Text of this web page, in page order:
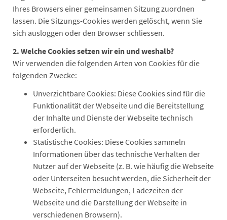
Ihres Browsers einer gemeinsamen Sitzung zuordnen
lassen. Die Sitzungs-Cookies werden gelöscht, wenn Sie
sich ausloggen oder den Browser schliessen.
2. Welche Cookies setzen wir ein und weshalb?
Wir verwenden die folgenden Arten von Cookies für die
folgenden Zwecke:
Unverzichtbare Cookies: Diese Cookies sind für die
Funktionalität der Webseite und die Bereitstellung
der Inhalte und Dienste der Webseite technisch
erforderlich.
Statistische Cookies: Diese Cookies sammeln
Informationen über das technische Verhalten der
Nutzer auf der Webseite (z. B. wie häufig die Webseite
oder Unterseiten besucht werden, die Sicherheit der
Webseite, Fehlermeldungen, Ladezeiten der
Webseite und die Darstellung der Webseite in
verschiedenen Browsern).